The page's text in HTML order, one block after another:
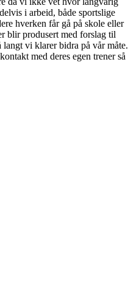
i arbeid, både sportslige
hverken får gå på skole eller
blir produsert med forslag til
langt vi klarer bidra på vår måte.
med deres egen trener så